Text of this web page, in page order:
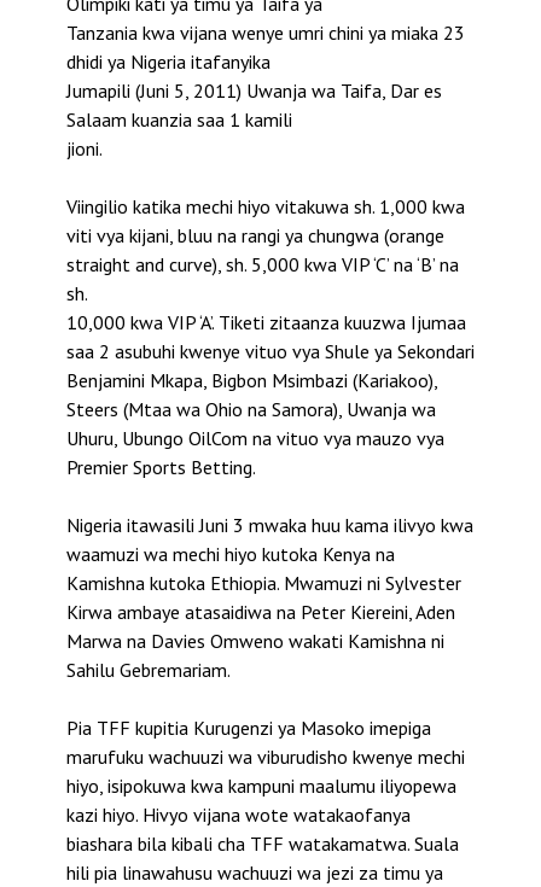
Tanzania kwa vijana wenye umri chini ya miaka 23
dhidi ya Nigeria itafanyika
Jumapili (Juni 5, 2011) Uwanja wa Taifa, Dar es
Salaam kuanzia saa 1 kamili
jioni.
Viingilio katika mechi hiyo vitakuwa sh. 1,000 kwa
viti vya kijani, bluu na rangi ya chungwa (orange
straight and curve), sh. 5,000 kwa VIP ‘C’ na ‘B’ na
sh.
10,000 kwa VIP ‘A’. Tiketi zitaanza kuuzwa Ijumaa
saa 2 asubuhi kwenye vituo vya Shule ya Sekondari
Benjamini Mkapa, Bigbon Msimbazi (Kariakoo),
Steers (Mtaa wa Ohio na Samora), Uwanja wa
Uhuru, Ubungo OilCom na vituo vya mauzo vya
Premier Sports Betting.
Nigeria itawasili Juni 3 mwaka huu kama ilivyo kwa
waamuzi wa mechi hiyo kutoka Kenya na
Kamishna kutoka Ethiopia. Mwamuzi ni Sylvester
Kirwa ambaye atasaidiwa na Peter Kiereini, Aden
Marwa na Davies Omweno wakati Kamishna ni
Sahilu Gebremariam.
Pia TFF kupitia Kurugenzi ya Masoko imepiga
marufuku wachuuzi wa viburudisho kwenye mechi
hiyo, isipokuwa kwa kampuni maalumu iliyopewa
kazi hiyo. Hivyo vijana wote watakaofanya
biashara bila kibali cha TFF watakamatwa. Suala
hili pia linawahusu wachuuzi wa jezi za timu ya